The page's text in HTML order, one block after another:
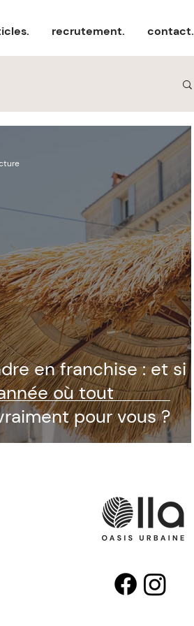
recrutement. contact.
en franchise : et si
où tout
pour vous ?